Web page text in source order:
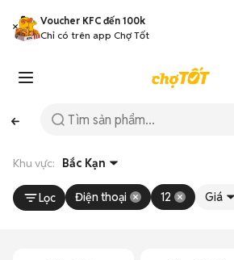
Voucher KFC đến 100k
Chỉ có trên app Chợ Tốt
Khu vực: Bắc Kạn
Lọc Điện thoại 12 Giá